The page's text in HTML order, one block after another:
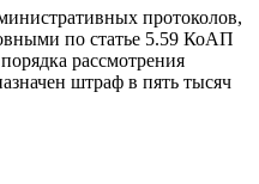
протоколов,
по статье 5.59 КоАП
рассмотрения
штраф в пять тысяч